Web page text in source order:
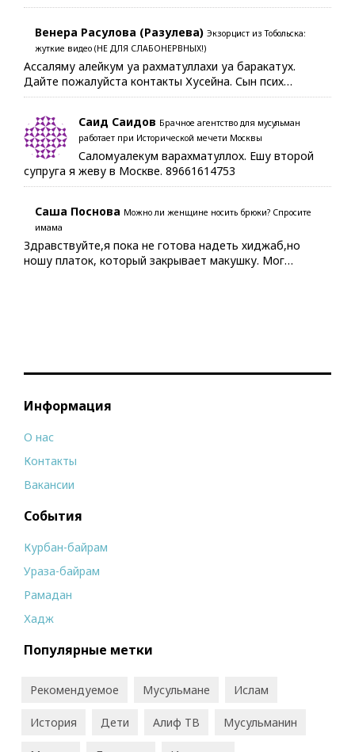
Венера Расулова (Разулева) Экзорцист из Тобольска:
жуткие видео (НЕ ДЛЯ СЛАБОНЕРВНЫХ!)
Ассаляму алейкум уа рахматуллахи уа баракатух.
Дайте пожалуйста контакты Хусейна. Сын псих…
Саид Саидов Брачное агентство для мусульман
работает при Исторической мечети Москвы
Саломуалекум варахматуллох. Ешу второй
супруга я жеву в Москве. 89661614753
Саша Поснова Можно ли женщине носить брюки? Спросите
имама
Здравствуйте,я пока не готова надеть хиджаб,но
ношу платок, который закрывает макушку. Мог…
Информация
О нас
Контакты
Вакансии
События
Курбан-байрам
Ураза-байрам
Рамадан
Хадж
Популярные метки
Рекомендуемое Мусульмане Ислам
История Дети Алиф ТВ Мусульманин